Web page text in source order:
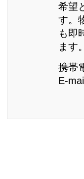
希望
す。
も即
ます
携帯
E-